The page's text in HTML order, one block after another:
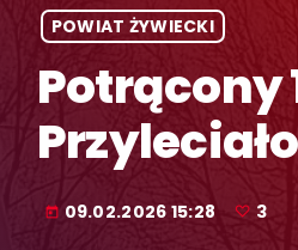
POWIAT ŻYWIECKI
Potrącony
Przyleciało
today 09.02.2026 15:28 3